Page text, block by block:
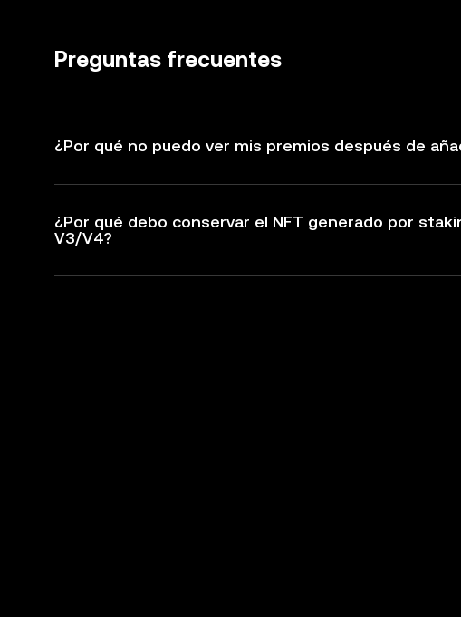
Preguntas frecuentes
¿Por qué no puedo ver mis premios después de
¿Por qué debo conservar el NFT generado por
V3/V4?